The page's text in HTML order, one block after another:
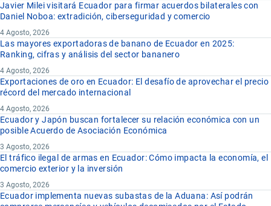
Javier Milei visitará Ecuador para firmar acuerdos bilaterales con
Daniel Noboa: extradición, ciberseguridad y comercio
4 Agosto, 2026
Las mayores exportadoras de banano de Ecuador en 2025:
Ranking, cifras y análisis del sector bananero
4 Agosto, 2026
Exportaciones de oro en Ecuador: El desafío de aprovechar el precio
récord del mercado internacional
4 Agosto, 2026
Ecuador y Japón buscan fortalecer su relación económica con un
posible Acuerdo de Asociación Económica
3 Agosto, 2026
El tráfico ilegal de armas en Ecuador: Cómo impacta la economía, el
comercio exterior y la inversión
3 Agosto, 2026
Ecuador implementa nuevas subastas de la Aduana: Así podrán